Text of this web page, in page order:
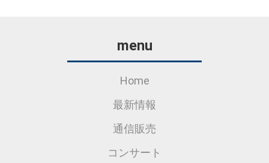
menu
Home
最新情報
通信販売
コンサート